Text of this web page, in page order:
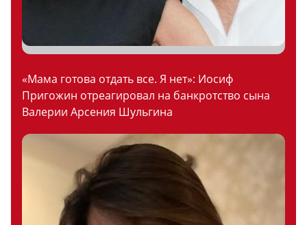
«Мама готова отдать все. Я нет»: Иосиф
Пригожин отреагировал на банкротство сына
Валерии Арсения Шульгина